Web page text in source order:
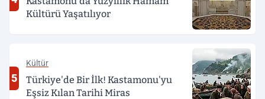
Kültürü Yaşatılıyor
5
Kültür
Türkiye'de Bir İlk! Kastamonu'yu
Eşsiz Kılan Tarihi Miras